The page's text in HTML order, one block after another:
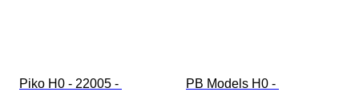
Piko H0 - 22005 -
PB Models H0 -